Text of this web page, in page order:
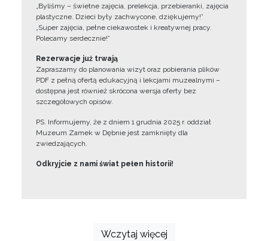
„Byliśmy – świetne zajęcia, prelekcja, przebieranki, zajęcia
plastyczne. Dzieci były zachwycone, dziękujemy!”
„Super zajęcia, pełne ciekawostek i kreatywnej pracy.
Polecamy serdecznie!”
Rezerwacje już trwają
Zapraszamy do planowania wizyt oraz pobierania plików
PDF z pełną ofertą edukacyjną i lekcjami muzealnymi –
dostępna jest również skrócona wersja oferty bez
szczegółowych opisów.
PS. Informujemy, że z dniem 1 grudnia 2025 r. oddział
Muzeum Zamek w Dębnie jest zamknięty dla
zwiedzających.
Odkryjcie z nami świat pełen historii!
Wczytaj więcej